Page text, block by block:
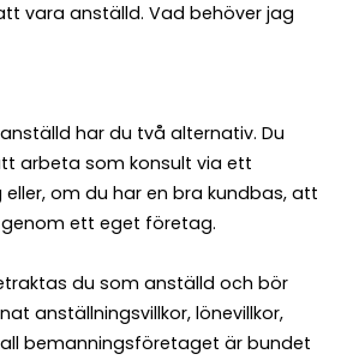
vara anställd. Vad behöver jag
har du två alternativ. Du
arbeta som konsult via ett
om du har en bra kundbas, att
ett eget företag.
du som anställd och bör
anställningsvillkor, lönevillkor,
bemanningsföretaget är bundet